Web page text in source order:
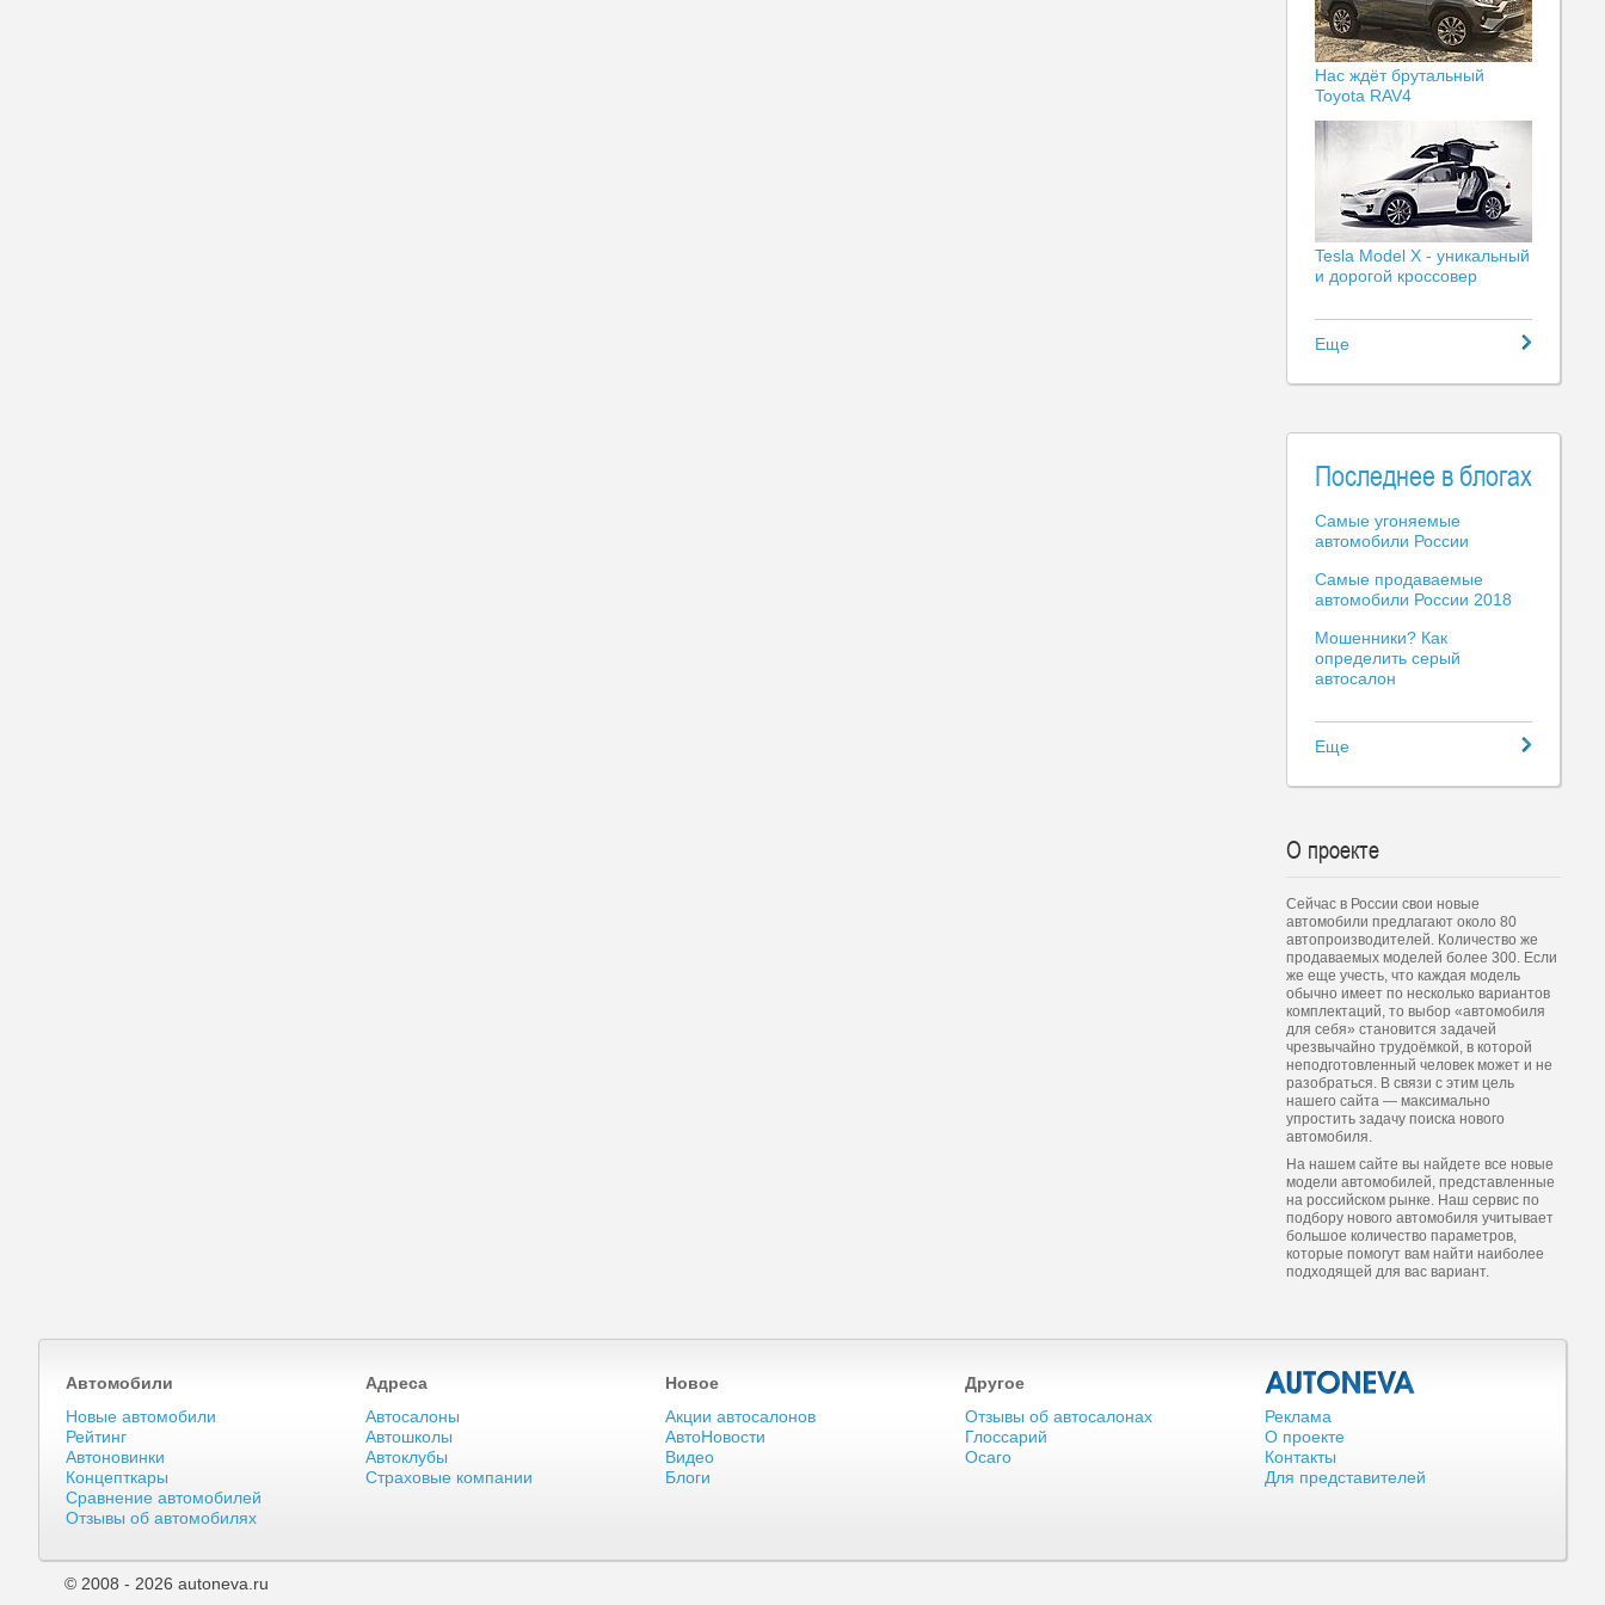
Нас ждёт брутальный
Toyota RAV4
Tesla Model X - уникальный
и дорогой кроссовер
Еще
Последнее в блогах
Самые угоняемые
автомобили России
Самые продаваемые
автомобили России 2018
Мошенники? Как
определить серый
автосалон
Еще
О проекте
Сейчас в России свои новые
автомобили предлагают около 80
автопроизводителей. Количество же
продаваемых моделей более 300. Если
же еще учесть, что каждая модель
обычно имеет по несколько вариантов
комплектаций, то выбор «автомобиля
для себя» становится задачей
чрезвычайно трудоёмкой, в которой
неподготовленный человек может и не
разобраться. В связи с этим цель
нашего сайта — максимально
упростить задачу поиска нового
автомобиля.
На нашем сайте вы найдете все новые
модели автомобилей, представленные
на российском рынке. Наш сервис по
подбору нового автомобиля учитывает
большое количество параметров,
которые помогут вам найти наиболее
подходящей для вас вариант.
Автомобили Адреса Новое
Другое
Новые автомобили
Рейтинг
Автоновинки
Концепткары
Сравнение автомобилей
Отзывы об автомобилях
Автосалоны
Автошколы
Автоклубы
Страховые компании
Акции автосалонов
АвтоНовости
Видео
Блоги
Отзывы об автосалонах
Глоссарий
Осаго
Реклама
О проекте
Контакты
Для представителей
© 2008 - 2026 autoneva.ru